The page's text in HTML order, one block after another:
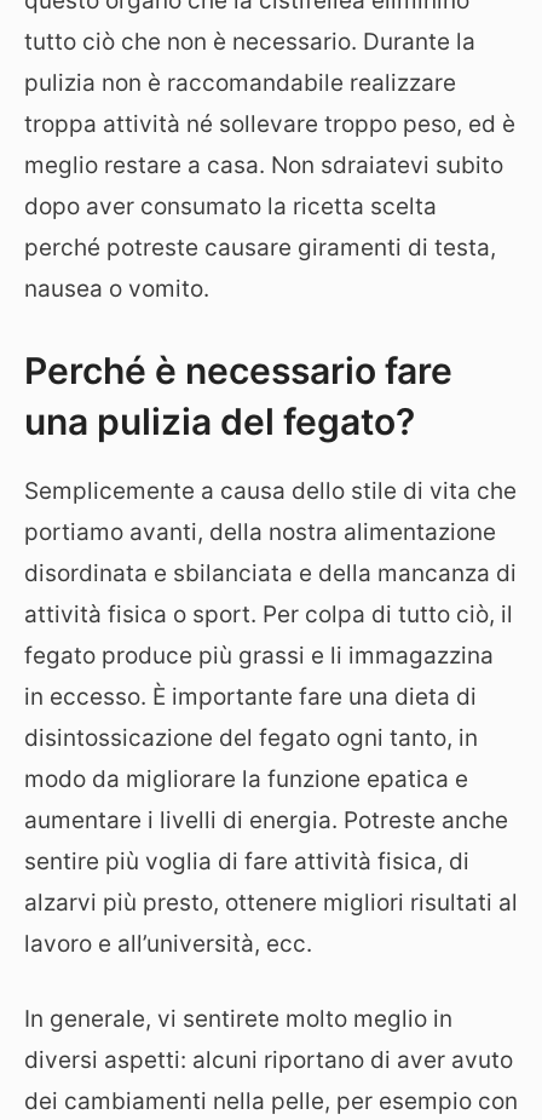
tutto ciò che non è necessario. Durante la
pulizia non è raccomandabile realizzare
troppa attività né sollevare troppo peso, ed è
meglio restare a casa. Non sdraiatevi subito
dopo aver consumato la ricetta scelta
perché potreste causare giramenti di testa,
nausea o vomito.
Perché è necessario fare
una pulizia del fegato?
Semplicemente a causa dello stile di vita che
portiamo avanti, della nostra alimentazione
disordinata e sbilanciata e della mancanza di
attività fisica o sport. Per colpa di tutto ciò, il
fegato produce più grassi e li immagazzina
in eccesso. È importante fare una dieta di
disintossicazione del fegato ogni tanto, in
modo da migliorare la funzione epatica e
aumentare i livelli di energia. Potreste anche
sentire più voglia di fare attività fisica, di
alzarvi più presto, ottenere migliori risultati al
lavoro e all’università, ecc.
In generale, vi sentirete molto meglio in
diversi aspetti: alcuni riportano di aver avuto
dei cambiamenti nella pelle, per esempio con